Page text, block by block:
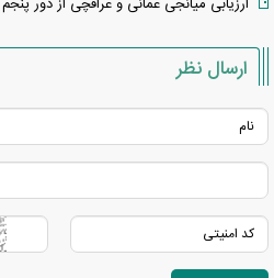
ارسال نظر